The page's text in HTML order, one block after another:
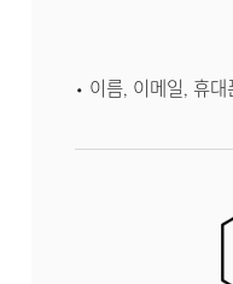
이름, 이메일, 휴